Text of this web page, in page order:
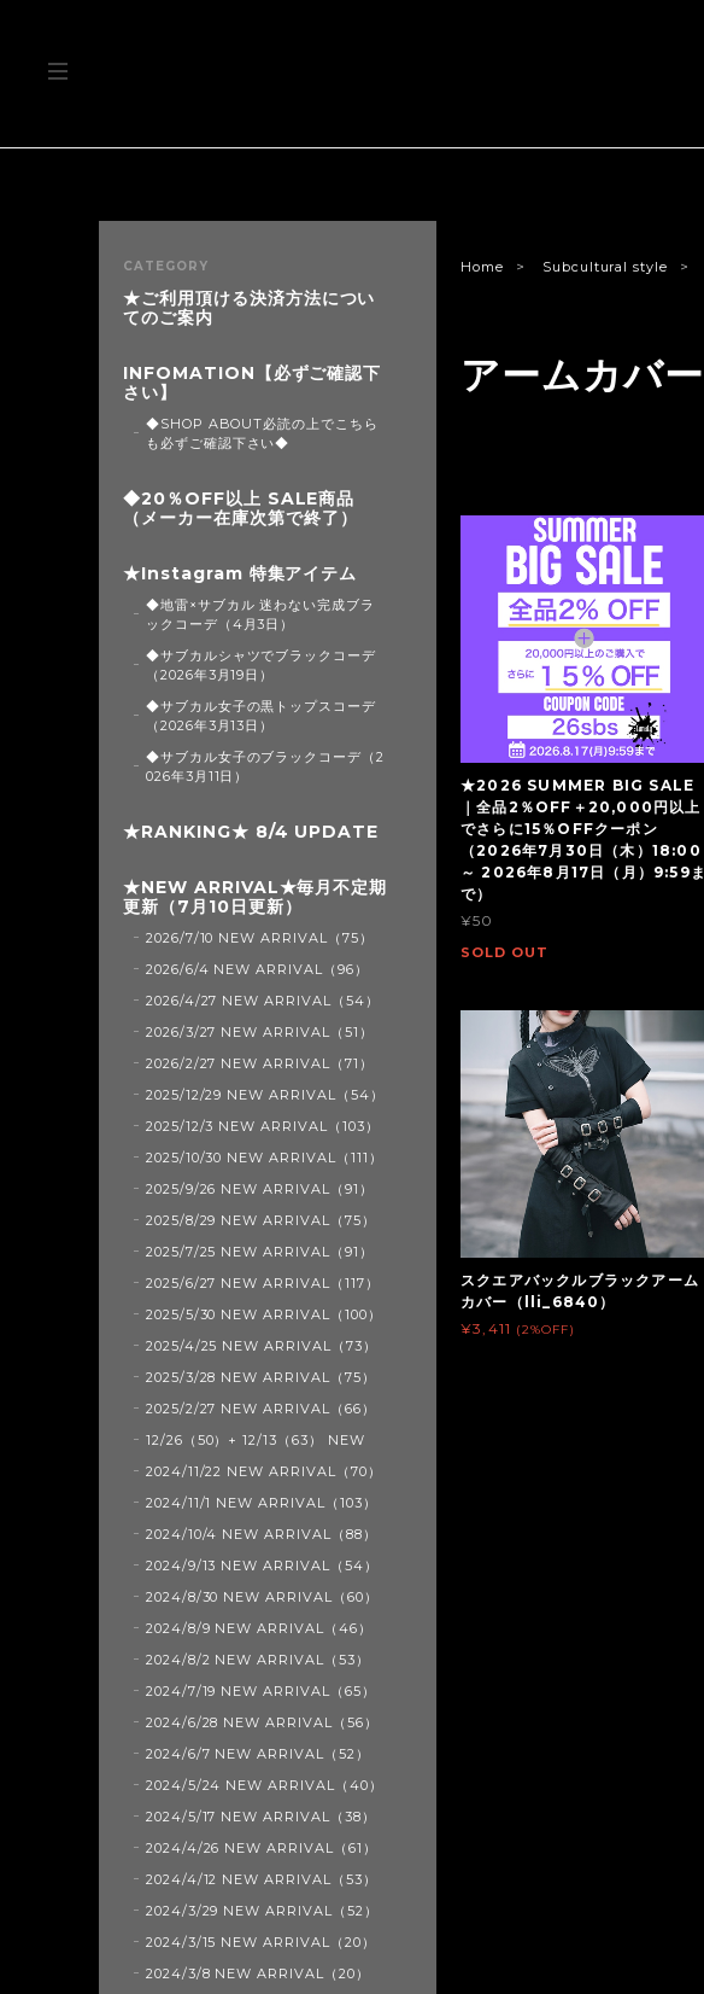
Home Subcultural style
アームカバー
★2026 SUMMER BIG SALE
｜全品2％OFF＋20,000円以上
でさらに15％OFFクーポン
（2026年7月30日（木）18:00
～ 2026年8月17日（月）9:59ま
で）
¥50
SOLD OUT
スクエアバックルブラックアーム
カバー（lli_6840）
¥3,411 (2%OFF)
CATEGORY
★ご利用頂ける決済方法につい
てのご案内
INFOMATION【必ずご確認下
さい】
◆SHOP ABOUT必読の上でこちら
も必ずご確認下さい◆
◆20％OFF以上 SALE商品
（メーカー在庫次第で終了）
★Instagram 特集アイテム
◆地雷×サブカル 迷わない完成ブラ
ックコーデ（4月3日）
◆サブカルシャツでブラックコーデ
（2026年3月19日）
◆サブカル女子の黒トップスコーデ
（2026年3月13日）
◆サブカル女子のブラックコーデ（2
026年3月11日）
★RANKING★ 8/4 UPDATE
★NEW ARRIVAL★毎月不定期
更新（7月10日更新）
2026/7/10 NEW ARRIVAL（75）
2026/6/4 NEW ARRIVAL（96）
2026/4/27 NEW ARRIVAL（54）
2026/3/27 NEW ARRIVAL（51）
2026/2/27 NEW ARRIVAL（71）
2025/12/29 NEW ARRIVAL（54）
2025/12/3 NEW ARRIVAL（103）
2025/10/30 NEW ARRIVAL（111）
2025/9/26 NEW ARRIVAL（91）
2025/8/29 NEW ARRIVAL（75）
2025/7/25 NEW ARRIVAL（91）
2025/6/27 NEW ARRIVAL（117）
2025/5/30 NEW ARRIVAL（100）
2025/4/25 NEW ARRIVAL（73）
2025/3/28 NEW ARRIVAL（75）
2025/2/27 NEW ARRIVAL（66）
12/26（50）+ 12/13（63） NEW
2024/11/22 NEW ARRIVAL（70）
2024/11/1 NEW ARRIVAL（103）
2024/10/4 NEW ARRIVAL（88）
2024/9/13 NEW ARRIVAL（54）
2024/8/30 NEW ARRIVAL（60）
2024/8/9 NEW ARRIVAL（46）
2024/8/2 NEW ARRIVAL（53）
2024/7/19 NEW ARRIVAL（65）
2024/6/28 NEW ARRIVAL（56）
2024/6/7 NEW ARRIVAL（52）
2024/5/24 NEW ARRIVAL（40）
2024/5/17 NEW ARRIVAL（38）
2024/4/26 NEW ARRIVAL（61）
2024/4/12 NEW ARRIVAL（53）
2024/3/29 NEW ARRIVAL（52）
2024/3/15 NEW ARRIVAL（20）
2024/3/8 NEW ARRIVAL（20）